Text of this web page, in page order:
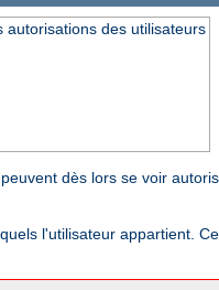
des utilisateurs
dès lors se voir
l'utilisateur appartient.